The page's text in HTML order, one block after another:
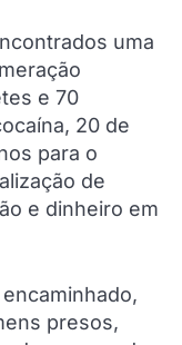
uma
e 70
20 de
para o
de
e dinheiro em
presos,